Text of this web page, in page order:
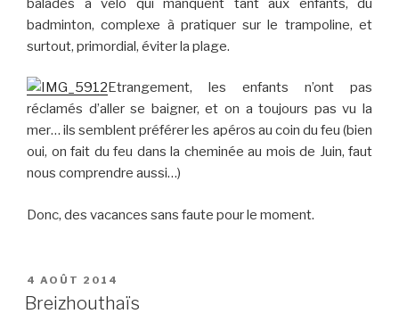
balades à vélo qui manquent tant aux enfants, du
badminton, complexe à pratiquer sur le trampoline, et
surtout, primordial, éviter la plage.
Etrangement, les enfants n’ont pas
réclamés d’aller se baigner, et on a toujours pas vu la
mer… ils semblent préférer les apéros au coin du feu (bien
oui, on fait du feu dans la cheminée au mois de Juin, faut
nous comprendre aussi…)
Donc, des vacances sans faute pour le moment.
PUBLIÉ
LE
4 AOÛT 2014
Breizhouthaïs